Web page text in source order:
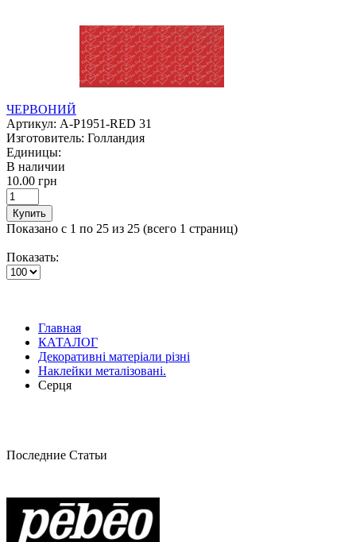
ЧЕРВОНИЙ
Артикул: A-P1951-RED 31
Изготовитель: Голландия
Единицы:
В наличии
10.00 грн
Купить
Показано с 1 по 25 из 25 (всего 1 страниц)
Показать:
Главная
КАТАЛОГ
Декоративні матеріали різні
Наклейки металізовані.
Серця
Последние Статьи